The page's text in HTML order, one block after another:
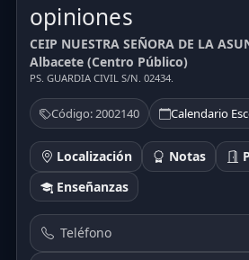
opiniones
CEIP NUESTRA SEÑORA DE LA
Albacete (Centro Público)
PS. GUARDIA CIVIL S/N. 02434.
Código: 2002140 Calendario
Localización Notas
Enseñanzas
Teléfono